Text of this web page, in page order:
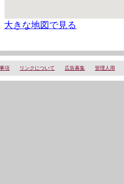
大きな地図で見る
項 リンクについて 広告募集 管理人用